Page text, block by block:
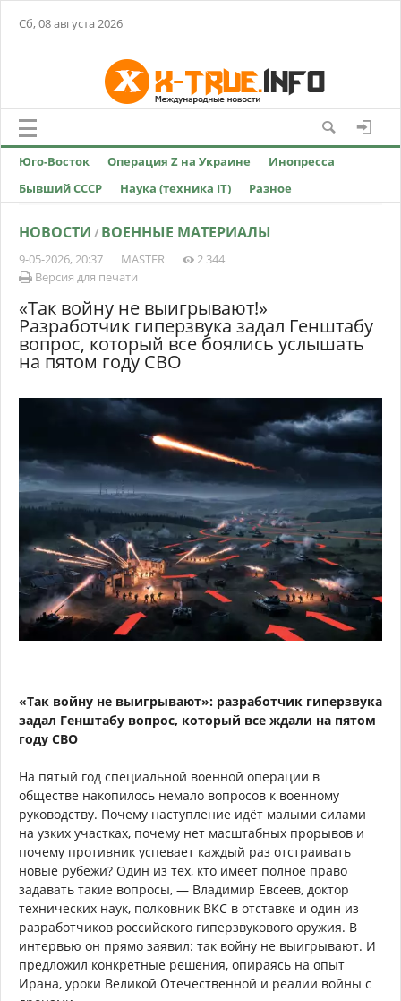
Сб, 08 августа 2026
Юго-Восток Операция Z на Украине
Инопресса
Бывший СССР
Наука (техника IT) Разное
НОВОСТИ / ВОЕННЫЕ МАТЕРИАЛЫ
9-05-2026, 20:37 MASTER
2 344
Версия для печати
«Так войну не выигрывают!»
Разработчик гиперзвука задал Генштабу
вопрос, который все боялись услышать
на пятом году СВО
«Так войну не выигрывают»: разработчик гиперзвука
задал Генштабу вопрос, который все ждали на пятом
году СВО
На пятый год специальной военной операции в
обществе накопилось немало вопросов к военному
руководству. Почему наступление идёт малыми силами
на узких участках, почему нет масштабных прорывов и
почему противник успевает каждый раз отстраивать
новые рубежи? Один из тех, кто имеет полное право
задавать такие вопросы, — Владимир Евсеев, доктор
технических наук, полковник ВКС в отставке и один из
разработчиков российского гиперзвукового оружия. В
интервью он прямо заявил: так войну не выигрывают. И
предложил конкретные решения, опираясь на опыт
Ирана, уроки Великой Отечественной и реалии войны с